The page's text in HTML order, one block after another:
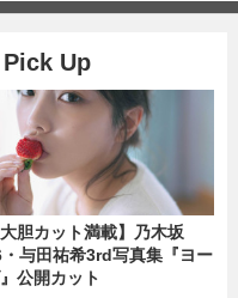
Up
大胆カット満載】乃木坂
与田祐希3rd写真集『ヨー
公開カット